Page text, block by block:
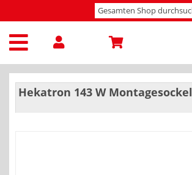
Hekatron 143 W Montagesockel